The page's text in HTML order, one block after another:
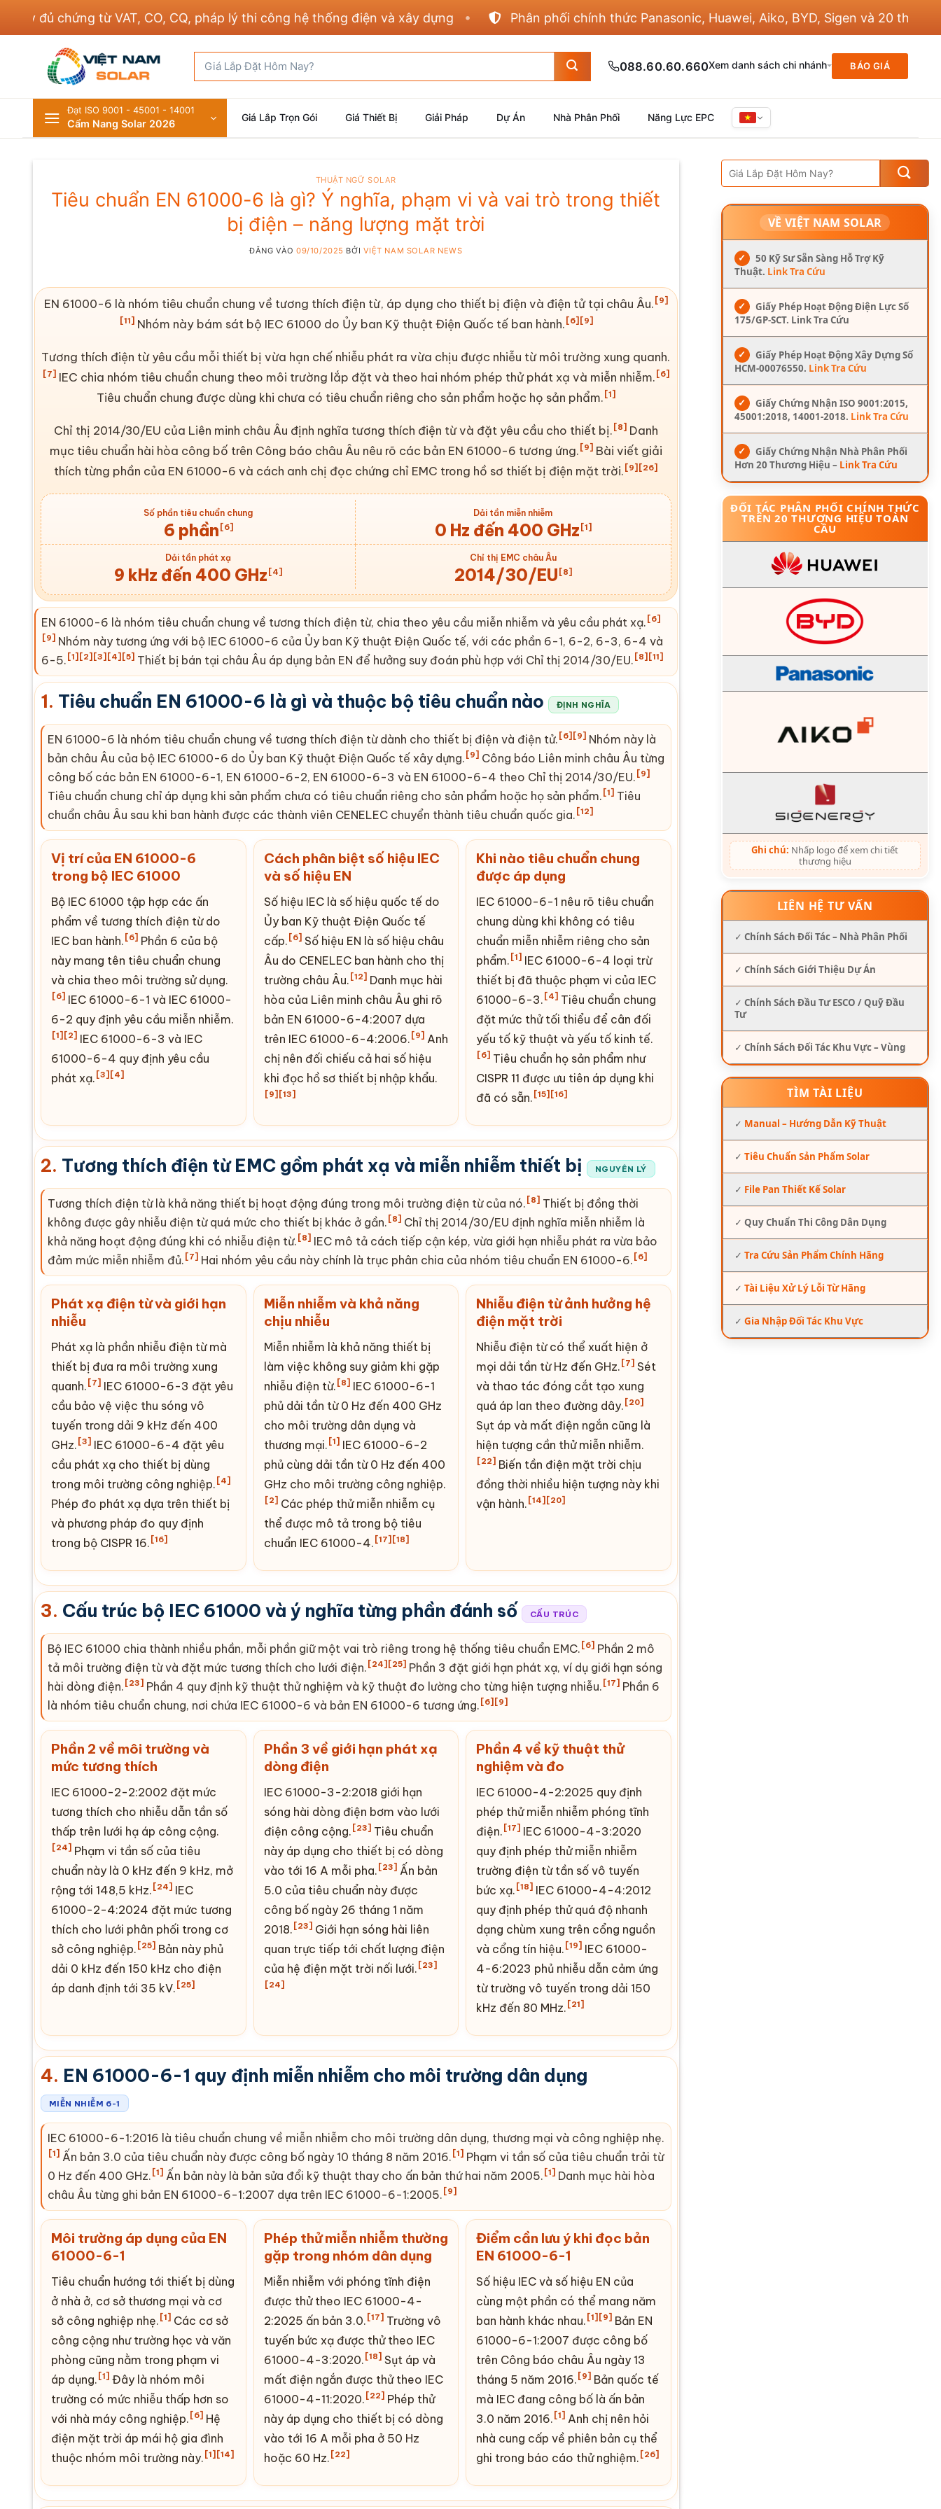
đủ chứng từ VAT, CO, CQ, pháp lý thi công hệ thống điện và xây dựng Phân phối chính thức Panasonic, Huawei, Aiko, BYD, Sigen và 20 thương hiệu
kiếm:
088.60.60.660Xem danh sách chi nhánh BÁO GIÁ
Đạt ISO 9001 - 45001 - 14001
Cẩm Nang Solar 2026 Giá Lắp Trọn Gói Giá Thiết Bị Giải Pháp Dự Án Nhà Phân Phối Năng Lực EPC
THUẬT NGỮ SOLAR
Tiêu chuẩn EN 61000-6 là gì? Ý nghĩa, phạm vi và vai trò trong thiết
bị điện – năng lượng mặt trời
ĐĂNG VÀO09/10/2025 BỞI VIỆT NAM SOLAR NEWS
EN 61000-6 là nhóm tiêu chuẩn chung về tương thích điện từ, áp dụng cho thiết bị điện và điện tử tại châu Âu. [9]
[11]Nhóm này bám sát bộ IEC 61000 do Ủy ban Kỹ thuật Điện Quốc tế ban hành. [6] [9]
Tương thích điện từ yêu cầu mỗi thiết bị vừa hạn chế nhiễu phát ra vừa chịu được nhiễu từ môi trường xung quanh.
[7] IEC chia nhóm tiêu chuẩn chung theo môi trường lắp đặt và theo hai nhóm phép thử phát xạ và miễn nhiễm. [6]
Tiêu chuẩn chung được dùng khi chưa có tiêu chuẩn riêng cho sản phẩm hoặc họ sản phẩm. [1]
Chỉ thị 2014/30/EU của Liên minh châu Âu định nghĩa tương thích điện từ và đặt yêu cầu cho thiết bị. [8]Danh
mục tiêu chuẩn hài hòa công bố trên Công báo châu Âu nêu rõ các bản EN 61000-6 tương ứng. [9]Bài viết giải
thích từng phần của EN 61000-6 và cách anh chị đọc chứng chỉ EMC trong hồ sơ thiết bị điện mặt trời. [9] [26]
Số phần tiêu chuẩn chung
6 phần [6]
Dải tần miễn nhiễm
0 Hz đến 400 GHz [1]
Dải tần phát xạ
9 kHz đến 400 GHz [4]
Chỉ thị EMC châu Âu
2014/30/EU [8]
EN 61000-6 là nhóm tiêu chuẩn chung về tương thích điện từ, chia theo yêu cầu miễn nhiễm và yêu cầu phát xạ. [6]
[9] Nhóm này tương ứng với bộ IEC 61000-6 của Ủy ban Kỹ thuật Điện Quốc tế, với các phần 6-1, 6-2, 6-3, 6-4 và
6-5. [1] [2] [3] [4] [5] Thiết bị bán tại châu Âu áp dụng bản EN để hưởng suy đoán phù hợp với Chỉ thị 2014/30/EU. [8] [11]
1. Tiêu chuẩn EN 61000-6 là gì và thuộc bộ tiêu chuẩn nào ĐỊNH NGHĨA
EN 61000-6 là nhóm tiêu chuẩn chung về tương thích điện từ dành cho thiết bị điện và điện tử. [6] [9] Nhóm này là
bản châu Âu của bộ IEC 61000-6 do Ủy ban Kỹ thuật Điện Quốc tế xây dựng. [9] Công báo Liên minh châu Âu từng
công bố các bản EN 61000-6-1, EN 61000-6-2, EN 61000-6-3 và EN 61000-6-4 theo Chỉ thị 2014/30/EU. [9]
Tiêu chuẩn chung chỉ áp dụng khi sản phẩm chưa có tiêu chuẩn riêng cho sản phẩm hoặc họ sản phẩm. [1] Tiêu
chuẩn châu Âu sau khi ban hành được các thành viên CENELEC chuyển thành tiêu chuẩn quốc gia. [12]
Vị trí của EN 61000-6
trong bộ IEC 61000
Bộ IEC 61000 tập hợp các ấn
phẩm về tương thích điện từ do
IEC ban hành. [6] Phần 6 của bộ
này mang tên tiêu chuẩn chung
và chia theo môi trường sử dụng.
[6] IEC 61000-6-1 và IEC 61000-
6-2 quy định yêu cầu miễn nhiễm.
[1] [2] IEC 61000-6-3 và IEC
61000-6-4 quy định yêu cầu
phát xạ. [3] [4]
Cách phân biệt số hiệu IEC
và số hiệu EN
Số hiệu IEC là số hiệu quốc tế do
Ủy ban Kỹ thuật Điện Quốc tế
cấp. [6]Số hiệu EN là số hiệu châu
Âu do CENELEC ban hành cho thị
trường châu Âu. [12]Danh mục hài
hòa của Liên minh châu Âu ghi rõ
bản EN 61000-6-4:2007 dựa
trên IEC 61000-6-4:2006. [9]Anh
chị nên đối chiếu cả hai số hiệu
khi đọc hồ sơ thiết bị nhập khẩu.
[9] [13]
Khi nào tiêu chuẩn chung
được áp dụng
IEC 61000-6-1 nêu rõ tiêu chuẩn
chung dùng khi không có tiêu
chuẩn miễn nhiễm riêng cho sản
phẩm. [1] IEC 61000-6-4 loại trừ
thiết bị đã thuộc phạm vi của IEC
61000-6-3. [4] Tiêu chuẩn chung
đặt mức thử tối thiểu để cân đối
yếu tố kỹ thuật và yếu tố kinh tế.
[6] Tiêu chuẩn họ sản phẩm như
CISPR 11 được ưu tiên áp dụng khi
đã có sẵn. [15] [16]
2. Tương thích điện từ EMC gồm phát xạ và miễn nhiễm thiết bị NGUYÊN LÝ
Tương thích điện từ là khả năng thiết bị hoạt động đúng trong môi trường điện từ của nó. [8] Thiết bị đồng thời
không được gây nhiễu điện từ quá mức cho thiết bị khác ở gần. [8] Chỉ thị 2014/30/EU định nghĩa miễn nhiễm là
khả năng hoạt động đúng khi có nhiễu điện từ. [8] IEC mô tả cách tiếp cận kép, vừa giới hạn nhiễu phát ra vừa bảo
đảm mức miễn nhiễm đủ. [7] Hai nhóm yêu cầu này chính là trục phân chia của nhóm tiêu chuẩn EN 61000-6. [6]
Phát xạ điện từ và giới hạn
nhiễu
Phát xạ là phần nhiễu điện từ mà
thiết bị đưa ra môi trường xung
quanh. [7] IEC 61000-6-3 đặt yêu
cầu bảo vệ việc thu sóng vô
tuyến trong dải 9 kHz đến 400
GHz. [3] IEC 61000-6-4 đặt yêu
cầu phát xạ cho thiết bị dùng
trong môi trường công nghiệp. [4]
Phép đo phát xạ dựa trên thiết bị
và phương pháp đo quy định
trong bộ CISPR 16. [16]
Miễn nhiễm và khả năng
chịu nhiễu
Miễn nhiễm là khả năng thiết bị
làm việc không suy giảm khi gặp
nhiễu điện từ. [8]IEC 61000-6-1
phủ dải tần từ 0 Hz đến 400 GHz
cho môi trường dân dụng và
thương mại. [1]IEC 61000-6-2
phủ cùng dải tần từ 0 Hz đến 400
GHz cho môi trường công nghiệp.
[2]Các phép thử miễn nhiễm cụ
thể được mô tả trong bộ tiêu
chuẩn IEC 61000-4. [17] [18]
Nhiễu điện từ ảnh hưởng hệ
điện mặt trời
Nhiễu điện từ có thể xuất hiện ở
mọi dải tần từ Hz đến GHz. [7] Sét
và thao tác đóng cắt tạo xung
quá áp lan theo đường dây. [20]
Sụt áp và mất điện ngắn cũng là
hiện tượng cần thử miễn nhiễm.
[22] Biến tần điện mặt trời chịu
đồng thời nhiều hiện tượng này khi
vận hành. [14] [20]
3. Cấu trúc bộ IEC 61000 và ý nghĩa từng phần đánh số CẤU TRÚC
Bộ IEC 61000 chia thành nhiều phần, mỗi phần giữ một vai trò riêng trong hệ thống tiêu chuẩn EMC. [6] Phần 2 mô
tả môi trường điện từ và đặt mức tương thích cho lưới điện. [24] [25] Phần 3 đặt giới hạn phát xạ, ví dụ giới hạn sóng
hài dòng điện. [23] Phần 4 quy định kỹ thuật thử nghiệm và kỹ thuật đo lường cho từng hiện tượng nhiễu. [17] Phần 6
là nhóm tiêu chuẩn chung, nơi chứa IEC 61000-6 và bản EN 61000-6 tương ứng. [6] [9]
Phần 2 về môi trường và
mức tương thích
IEC 61000-2-2:2002 đặt mức
tương thích cho nhiễu dẫn tần số
thấp trên lưới hạ áp công cộng.
[24] Phạm vi tần số của tiêu
chuẩn này là 0 kHz đến 9 kHz, mở
rộng tới 148,5 kHz. [24] IEC
61000-2-4:2024 đặt mức tương
thích cho lưới phân phối trong cơ
sở công nghiệp. [25] Bản này phủ
dải 0 kHz đến 150 kHz cho điện
áp danh định tới 35 kV. [25]
Phần 3 về giới hạn phát xạ
dòng điện
IEC 61000-3-2:2018 giới hạn
sóng hài dòng điện bơm vào lưới
điện công cộng. [23]Tiêu chuẩn
này áp dụng cho thiết bị có dòng
vào tới 16 A mỗi pha. [23]Ấn bản
5.0 của tiêu chuẩn này được
công bố ngày 26 tháng 1 năm
2018. [23]Giới hạn sóng hài liên
quan trực tiếp tới chất lượng điện
của hệ điện mặt trời nối lưới. [23]
[24]
Phần 4 về kỹ thuật thử
nghiệm và đo
IEC 61000-4-2:2025 quy định
phép thử miễn nhiễm phóng tĩnh
điện. [17] IEC 61000-4-3:2020
quy định phép thử miễn nhiễm
trường điện từ tần số vô tuyến
bức xạ. [18] IEC 61000-4-4:2012
quy định phép thử quá độ nhanh
dạng chùm xung trên cổng nguồn
và cổng tín hiệu. [19] IEC 61000-
4-6:2023 phủ nhiễu dẫn cảm ứng
từ trường vô tuyến trong dải 150
kHz đến 80 MHz. [21]
4. EN 61000-6-1 quy định miễn nhiễm cho môi trường dân dụng
MIỄN NHIỄM 6-1
IEC 61000-6-1:2016 là tiêu chuẩn chung về miễn nhiễm cho môi trường dân dụng, thương mại và công nghiệp nhẹ.
[1] Ấn bản 3.0 của tiêu chuẩn này được công bố ngày 10 tháng 8 năm 2016. [1] Phạm vi tần số của tiêu chuẩn trải từ
0 Hz đến 400 GHz. [1] Ấn bản này là bản sửa đổi kỹ thuật thay cho ấn bản thứ hai năm 2005. [1] Danh mục hài hòa
châu Âu từng ghi bản EN 61000-6-1:2007 dựa trên IEC 61000-6-1:2005. [9]
Môi trường áp dụng của EN
61000-6-1
Tiêu chuẩn hướng tới thiết bị dùng
ở nhà ở, cơ sở thương mại và cơ
sở công nghiệp nhẹ. [1] Các cơ sở
công cộng như trường học và văn
phòng cũng nằm trong phạm vi
áp dụng. [1] Đây là nhóm môi
trường có mức nhiễu thấp hơn so
với nhà máy công nghiệp. [6] Hệ
điện mặt trời áp mái hộ gia đình
thuộc nhóm môi trường này. [1] [14]
Phép thử miễn nhiễm thường
gặp trong nhóm dân dụng
Miễn nhiễm với phóng tĩnh điện
được thử theo IEC 61000-4-
2:2025 ấn bản 3.0. [17]Trường vô
tuyến bức xạ được thử theo IEC
61000-4-3:2020. [18]Sụt áp và
mất điện ngắn được thử theo IEC
61000-4-11:2020. [22]Phép thử
này áp dụng cho thiết bị có dòng
vào tới 16 A mỗi pha ở 50 Hz
hoặc 60 Hz. [22]
Điểm cần lưu ý khi đọc bản
EN 61000-6-1
Số hiệu IEC và số hiệu EN của
cùng một phần có thể mang năm
ban hành khác nhau. [1] [9] Bản EN
61000-6-1:2007 được công bố
trên Công báo châu Âu ngày 13
tháng 5 năm 2016. [9] Bản quốc tế
mà IEC đang công bố là ấn bản
3.0 năm 2016. [1] Anh chị nên hỏi
nhà cung cấp về phiên bản cụ thể
ghi trong báo cáo thử nghiệm. [26]
VỀ VIỆT NAM SOLAR
✓
50 Kỹ Sư Sẵn Sàng Hỗ Trợ Kỹ
Thuật. Link Tra Cứu
✓
Giấy Phép Hoạt Động Điện Lực Số
175/GP-SCT. Link Tra Cứu
✓
Giấy Phép Hoạt Động Xây Dựng Số
HCM-00076550. Link Tra Cứu
✓
Giấy Chứng Nhận ISO 9001:2015,
45001:2018, 14001-2018. Link Tra Cứu
✓
Giấy Chứng Nhận Nhà Phân Phối
Hơn 20 Thương Hiệu – Link Tra Cứu
ĐỐI TÁC PHÂN PHỐI CHÍNH THỨC
TRÊN 20 THƯƠNG HIỆU TOÀN
CẦU
Ghi chú: Nhấp logo để xem chi tiết
thương hiệu
LIÊN HỆ TƯ VẤN
✓ Chính Sách Đối Tác – Nhà Phân Phối
✓ Chính Sách Giới Thiệu Dự Án
✓ Chính Sách Đầu Tư ESCO / Quỹ Đầu
Tư
✓ Chính Sách Đối Tác Khu Vực – Vùng
TÌM TÀI LIỆU
✓ Manual – Hướng Dẫn Kỹ Thuật
✓ Tiêu Chuẩn Sản Phẩm Solar
✓ File Pan Thiết Kế Solar
✓ Quy Chuẩn Thi Công Dân Dụng
✓ Tra Cứu Sản Phẩm Chính Hãng
✓ Tài Liệu Xử Lý Lỗi Từ Hãng
✓ Gia Nhập Đối Tác Khu Vực